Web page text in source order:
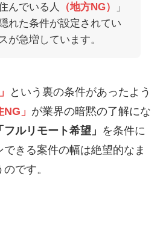
んでいる人
（地方NG）
」
れた条件が設定されてい
が急増しています。
という裏の条件があったよう
」 が業界の暗黙の了解にな
フルリモート希望」 を条件に
できる案件の幅は絶望的なま
です。